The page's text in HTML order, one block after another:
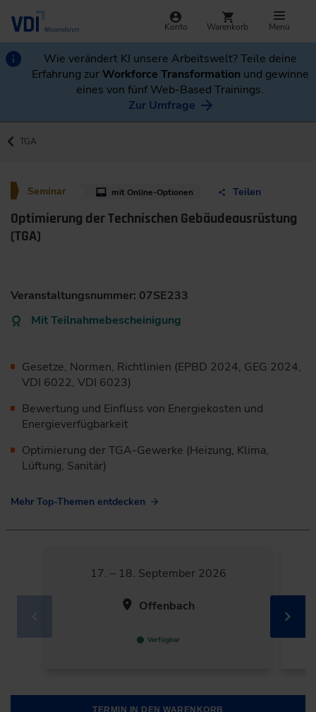
Konto Warenkorb Menü
Wie verändert KI unsere Arbeitswelt? Teile deine
Erfahrung zurWorkforce Transformation und gewinne
eines von fünf Web-Based Trainings.
Zur Umfrage
TGA
Seminar mit Online-Optionen Teilen
Optimierung der Technischen Gebäudeausrüstung
(TGA)
Veranstaltungsnummer: 07SE233
Mit Teilnahmebescheinigung
Gesetze, Normen, Richtlinien (EPBD 2024, GEG 2024,
VDI 6022, VDI 6023)
Bewertung und Einfluss von Energiekosten und
Energieverfügbarkeit
Optimierung der TGA-Gewerke (Heizung, Klima,
Lüftung, Sanitär)
Mehr Top-Themen entdecken
17. – 18. September 2026
Offenbach
Verfügbar
TERMIN IN DEN WARENKORB